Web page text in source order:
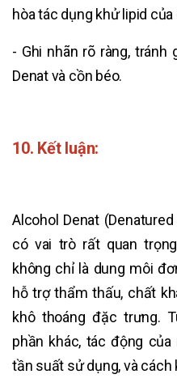
hòa tác dụng khử lipid của
- Ghi nhãn rõ ràng, tránh
Denat và cồn béo.
10. Kết luận:
Alcohol Denat
có vai trò rất quan
không chỉ là dung môi
hỗ trợ thẩm thấu, chất
khô thoáng đặc trưng.
phần khác, tác động
tần suất sử dụng, và